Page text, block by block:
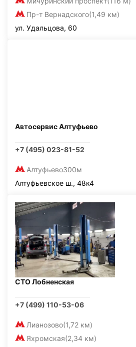
Пр-т Вернадского(1,49 км)
ул. Удальцова, 60
Автосервис Алтуфьево
+7 (495) 023-81-52
Алтуфьево300м
Алтуфьевское ш., 48к4
СТО Лобненская
+7 (499) 110-53-06
Лианозово(1,72 км)
Яхромская(2,34 км)